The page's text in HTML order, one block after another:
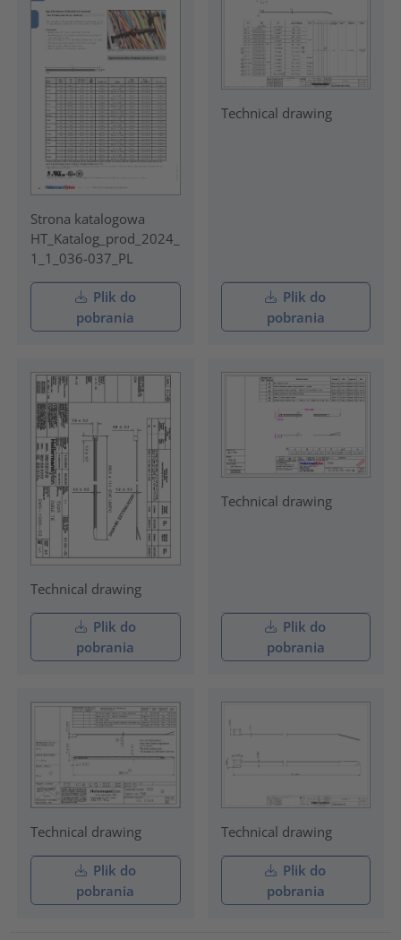
Strona katalogowa
HT_Katalog_prod_2024_
1_1_036-037_PL
Plik do
pobrania
Technical drawing
Plik do
pobrania
Technical drawing
Plik do
pobrania
Technical drawing
Plik do
pobrania
Technical drawing
Plik do
pobrania
Technical drawing
Plik do
pobrania